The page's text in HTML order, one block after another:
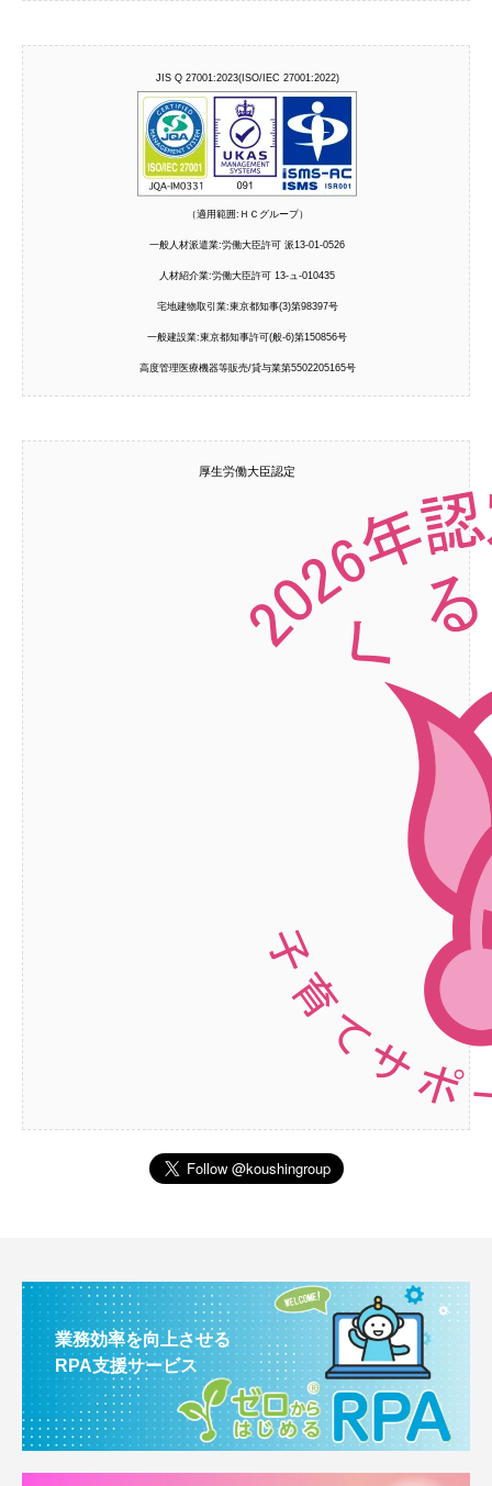
JIS Q 27001:2023(ISO/IEC 27001:2022)
（適用範囲:ＨＣグループ）
一般人材派遣業:労働大臣許可 派13-01-0526
人材紹介業:労働大臣許可 13-ュ-010435
宅地建物取引業:東京都知事(3)第98397号
一般建設業:東京都知事許可(般-6)第150856号
高度管理医療機器等販売/貸与業第5502205165号
厚生労働大臣認定
業務効率を向上させる
RPA支援サービス